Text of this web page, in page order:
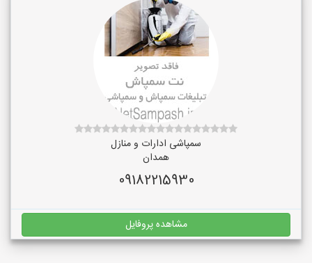
سمپاشی ادارات و منازل
همدان
09182215930
مشاهده پروفایل